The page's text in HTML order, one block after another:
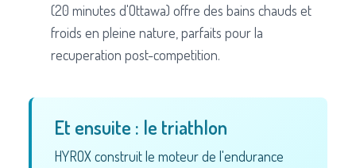
(20 minutes d'Ottawa) offre des bains chauds et
froids en pleine nature, parfaits pour la
recuperation post-competition.
Et ensuite : le triathlon
HYROX construit le moteur de l'endurance